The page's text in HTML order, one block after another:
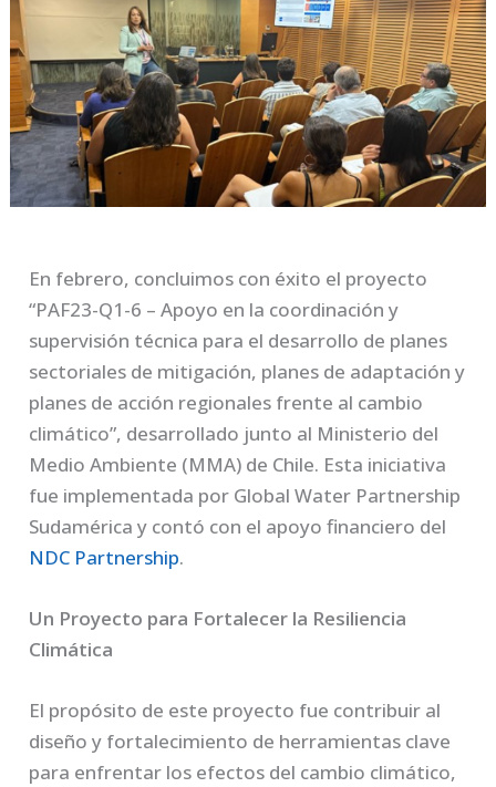
En febrero, concluimos con éxito el proyecto
“PAF23-Q1-6 – Apoyo en la coordinación y
supervisión técnica para el desarrollo de planes
sectoriales de mitigación, planes de adaptación y
planes de acción regionales frente al cambio
climático”, desarrollado junto al Ministerio del
Medio Ambiente (MMA) de Chile. Esta iniciativa
fue implementada por Global Water Partnership
Sudamérica y contó con el apoyo financiero del
NDC Partnership.
Un Proyecto para Fortalecer la Resiliencia
Climática
El propósito de este proyecto fue contribuir al
diseño y fortalecimiento de herramientas clave
para enfrentar los efectos del cambio climático,